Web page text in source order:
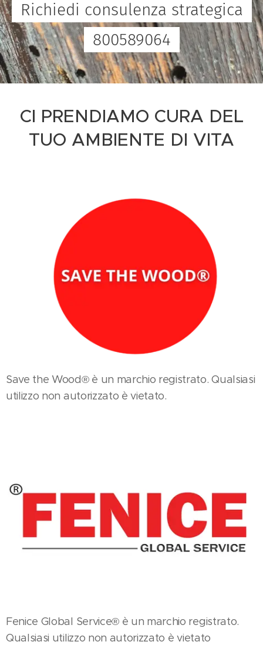
Richiedi consulenza strategica
800589064
CI PRENDIAMO CURA DEL
TUO AMBIENTE DI VITA
Save the Wood® è un marchio registrato. Qualsiasi
utilizzo non autorizzato è vietato.
Fenice Global Service® è un marchio registrato.
Qualsiasi utilizzo non autorizzato è vietato